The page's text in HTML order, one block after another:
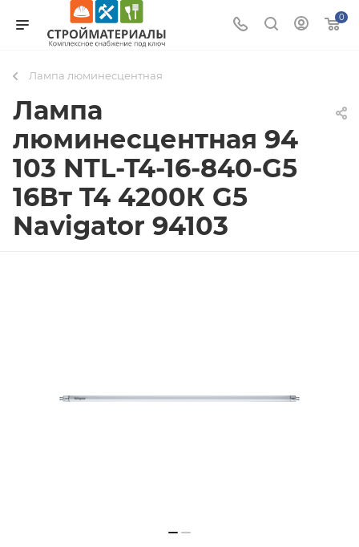
0
Лампа люминесцентная
Лампа
люминесцентная 94
103 NTL-T4-16-840-G5
16Вт T4 4200К G5
Navigator 94103